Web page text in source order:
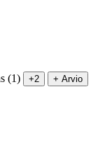
(1) +2 + Arvio